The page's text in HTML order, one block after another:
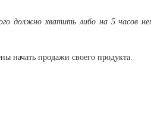
должно хватить либо на 5 часов
начать продажи своего продукта.